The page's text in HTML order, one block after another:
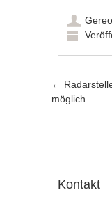
←
möglich
Kontakt